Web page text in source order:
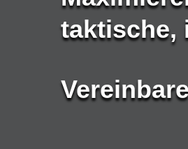
taktische,